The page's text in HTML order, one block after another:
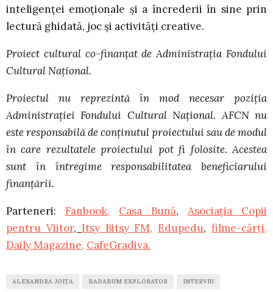
inteligenței emoționale și a încrederii în sine prin
lectură ghidată, joc și activități creative.
Proiect cultural co-finanțat de Administrația Fondului
Cultural Național.
Proiectul nu reprezintă în mod necesar poziția
Administrației Fondului Cultural Național. AFCN nu
este responsabilă de conținutul proiectului sau de modul
în care rezultatele proiectului pot fi folosite. Acestea
sunt în întregime responsabilitatea beneficiarului
finanțării.
Parteneri: Fanbook, Casa Bună, Asociația Copii
pentru Viitor, Itsy Bitsy FM, Edupedu,filme-cărți,
Daily Magazine, CafeGradiva.
ALEXANDRA JOIȚA BADABUM EXPLORATOR INTERVIU